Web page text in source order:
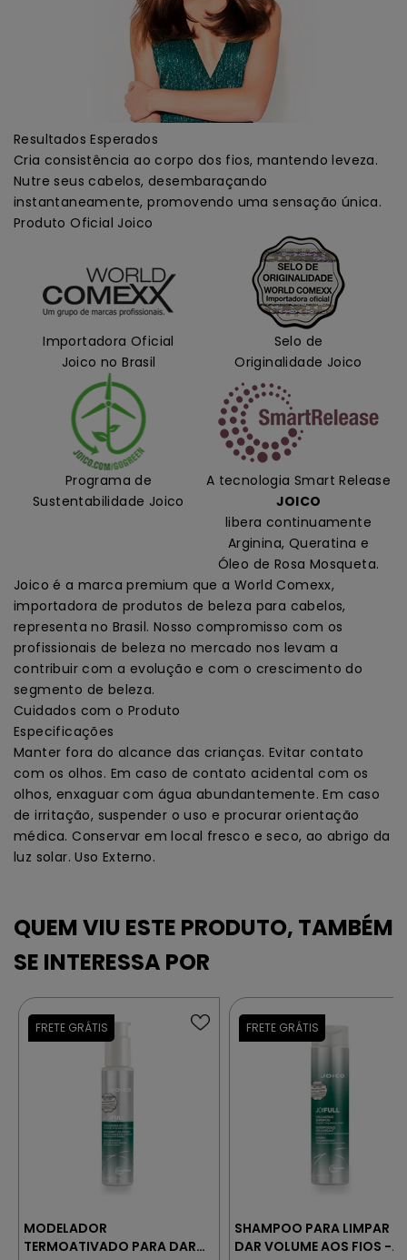
Resultados Esperados
Cria consistência ao corpo dos fios, mantendo leveza.
Nutre seus cabelos, desembaraçando
instantaneamente, promovendo uma sensação única.
Produto Oficial Joico
Importadora Oficial
Joico no Brasil
Selo de
Originalidade Joico
Programa de
Sustentabilidade Joico
A tecnologia Smart Release
JOICO
libera continuamente
Arginina, Queratina e
Óleo de Rosa Mosqueta.
Joico é a marca premium que a World Comexx,
importadora de produtos de beleza para cabelos,
representa no Brasil. Nosso compromisso com os
profissionais de beleza no mercado nos levam a
contribuir com a evolução e com o crescimento do
segmento de beleza.
Cuidados com o Produto
Especificações
Manter fora do alcance das crianças. Evitar contato
com os olhos. Em caso de contato acidental com os
olhos, enxaguar com água abundantemente. Em caso
de irritação, suspender o uso e procurar orientação
médica. Conservar em local fresco e seco, ao abrigo da
luz solar. Uso Externo.
MODELADOR
TERMOATIVADO PARA DAR
SHAMPOO PARA LIMPAR E
DAR VOLUME AOS FIOS -